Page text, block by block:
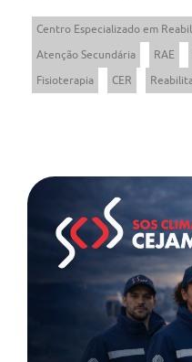
Centro Especializado em
Atenção Secundária
RAE
Fisioterapia
CER